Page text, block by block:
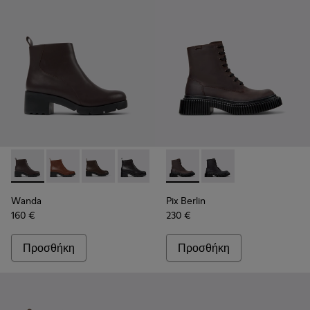
Wanda - K400228-009 - Καφέ δερμάτινα μποτάκια Για
Wanda - K400228-008
Wanda - K400228-005
Wanda - K400228-004
Wanda
160 €
Προσθήκη
Pix Berlin - K400808-001 -
Pix Berlin -
Pix Berlin
230 €
Προσθήκη